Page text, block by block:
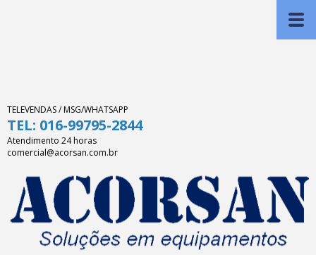
TELEVENDAS / MSG/WHATSAPP
TEL: 016-99795-2844
Atendimento 24 horas
comercial@acorsan.com.br